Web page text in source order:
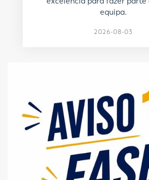
equipa.
2026-08-03